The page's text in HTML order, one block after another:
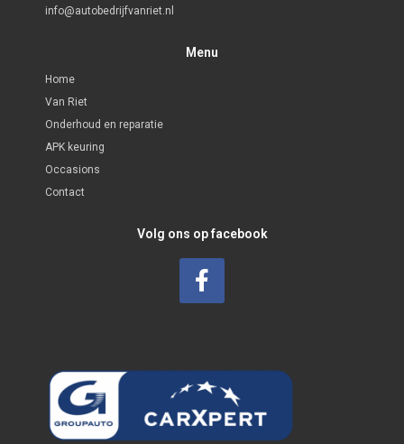
info@autobedrijfvanriet.nl
Menu
Home
Van Riet
Onderhoud en reparatie
APK keuring
Occasions
Contact
Volg ons op facebook